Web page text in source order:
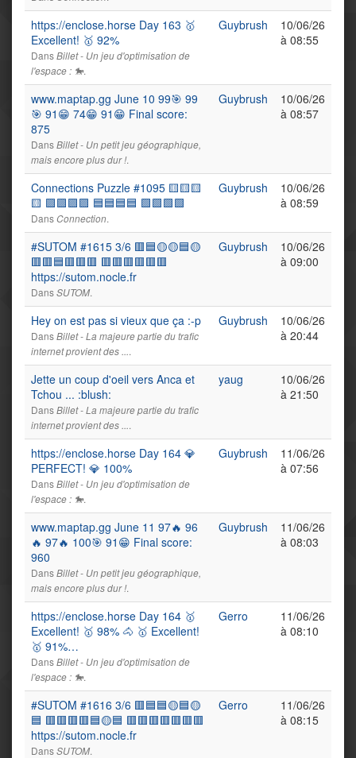
https://enclose.horse Day 163 🥇
Excellent! 🥇 92%
DansBillet - Un jeu d'optimisation de
l'espace : 🐎.
Guybrush
10/06/26
à 08:55
www.maptap.gg June 10 99🎯 99
🎯 91😁 74😁 91😁 Final score:
875
DansBillet - Un petit jeu géographique,
mais encore plus dur !.
Guybrush
10/06/26
à 08:57
Connections Puzzle #1095 🟨🟨🟨
🟨 🟪🟪🟪🟪 🟦🟦🟦🟦 🟩🟩🟩🟩
DansConnection.
Guybrush
10/06/26
à 08:59
#SUTOM #1615 3/6 🟥🟦🟡🟡🟦🟡
🟥🟥🟦🟥🟥🟥 🟥🟥🟥🟥🟥🟥
https://sutom.nocle.fr
DansSUTOM.
Guybrush
10/06/26
à 09:00
Hey on est pas si vieux que ça :-p
DansBillet - La majeure partie du trafic
internet provient des ....
Guybrush
10/06/26
à 20:44
Jette un coup d'oeil vers Anca et
Tchou ... :blush:
DansBillet - La majeure partie du trafic
internet provient des ....
yaug
10/06/26
à 21:50
https://enclose.horse Day 164 💎
PERFECT! 💎 100%
DansBillet - Un jeu d'optimisation de
l'espace : 🐎.
Guybrush
11/06/26
à 07:56
www.maptap.gg June 11 97🔥 96
🔥 97🔥 100🎯 91😁 Final score:
960
DansBillet - Un petit jeu géographique,
mais encore plus dur !.
Guybrush
11/06/26
à 08:03
https://enclose.horse Day 164 🥇
Excellent! 🥇 98% 🐴 🥇 Excellent!
🥇 91%…
DansBillet - Un jeu d'optimisation de
l'espace : 🐎.
Gerro
11/06/26
à 08:10
#SUTOM #1616 3/6 🟥🟦🟦🟡🟦🟡
🟦 🟥🟥🟥🟥🟦🟡🟦 🟥🟥🟥🟥🟥🟥🟥
https://sutom.nocle.fr
DansSUTOM.
Gerro
11/06/26
à 08:15